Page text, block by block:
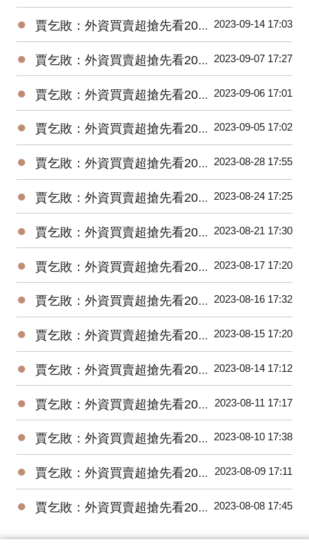
● 賈乞敗：外資買賣超搶先看20230914 2023-09-14 17:03
● 賈乞敗：外資買賣超搶先看20230907 2023-09-07 17:27
● 賈乞敗：外資買賣超搶先看20230906 2023-09-06 17:01
● 賈乞敗：外資買賣超搶先看20230905 2023-09-05 17:02
● 賈乞敗：外資買賣超搶先看20230828 2023-08-28 17:55
● 賈乞敗：外資買賣超搶先看20230824 2023-08-24 17:25
● 賈乞敗：外資買賣超搶先看20230821 2023-08-21 17:30
● 賈乞敗：外資買賣超搶先看20230817 2023-08-17 17:20
● 賈乞敗：外資買賣超搶先看20230816 2023-08-16 17:32
● 賈乞敗：外資買賣超搶先看20230815 2023-08-15 17:20
● 賈乞敗：外資買賣超搶先看20230814 2023-08-14 17:12
● 賈乞敗：外資買賣超搶先看20230811 2023-08-11 17:17
● 賈乞敗：外資買賣超搶先看20230810 2023-08-10 17:38
● 賈乞敗：外資買賣超搶先看20230809 2023-08-09 17:11
● 賈乞敗：外資買賣超搶先看20230808 2023-08-08 17:45